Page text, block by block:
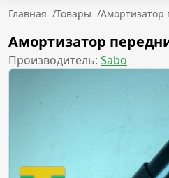
Главная /Товары /Амортизатор
Амортизатор
Производитель: Sabo